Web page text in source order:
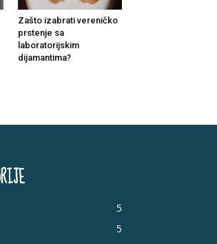
Zašto izabrati vereničko
prstenje sa
laboratorijskim
dijamantima?
5
5